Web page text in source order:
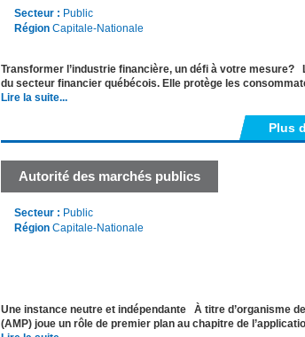
Secteur : Public
Région Capitale-Nationale
Transformer l’industrie financière, un défi à votre mesure?
du secteur financier québécois. Elle protège les
Lire la suite...
Plus
Autorité des marchés publics
Secteur : Public
Région Capitale-Nationale
Une instance neutre et indépendante À titre d’organisme
(AMP) joue un rôle de premier plan au chapitre de